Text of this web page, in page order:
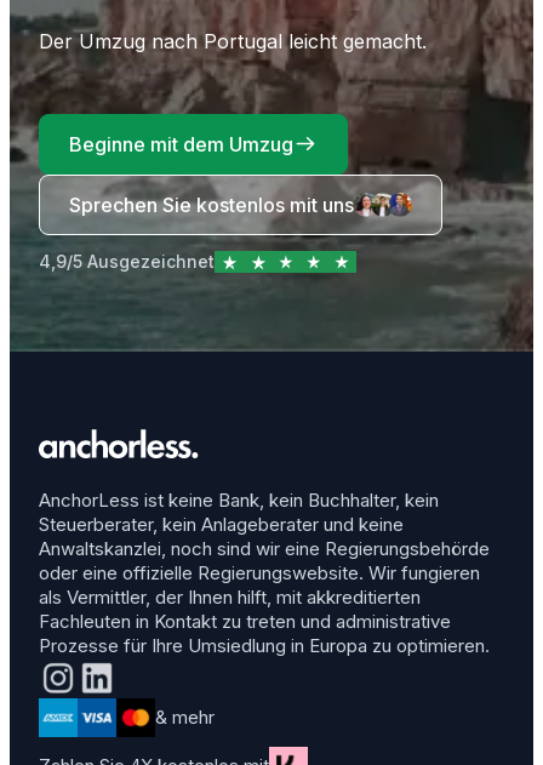
Der Umzug nach Portugal leicht gemacht.
Beginne mit dem Umzug
Sprechen Sie kostenlos mit uns
4,9/5 Ausgezeichnet
AnchorLess ist keine Bank, kein Buchhalter, kein
Steuerberater, kein Anlageberater und keine
Anwaltskanzlei, noch sind wir eine Regierungsbehörde
oder eine offizielle Regierungswebsite. Wir fungieren
als Vermittler, der Ihnen hilft, mit akkreditierten
Fachleuten in Kontakt zu treten und administrative
Prozesse für Ihre Umsiedlung in Europa zu optimieren.
& mehr